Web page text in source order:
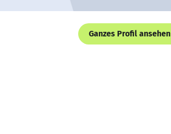
Ganzes Profil ansehen